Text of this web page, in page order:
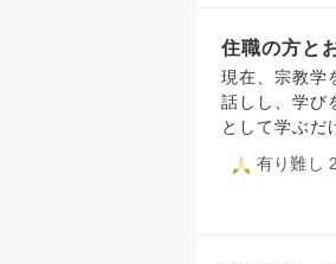
住職の方と
現在、宗教学
話しし、学び
として学ぶだ
して、対等
ば、どのよ
有り難し